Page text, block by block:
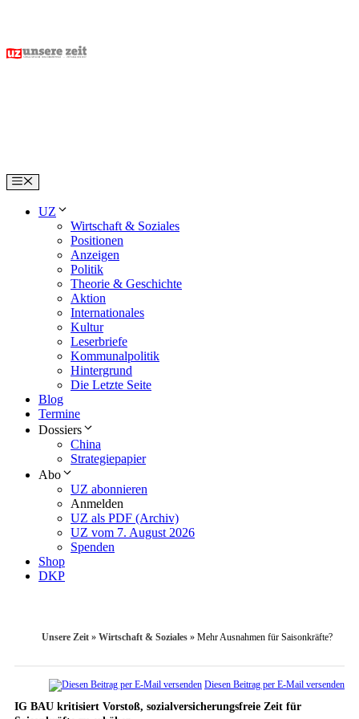
content
Menu
UZ
Wirtschaft & Soziales
Positionen
Anzeigen
Politik
Theorie & Geschichte
Aktion
Internationales
Kultur
Leserbriefe
Kommunalpolitik
Hintergrund
Die Letzte Seite
Blog
Termine
Dossiers
China
Strategiepapier
Abo
UZ abonnieren
Anmelden
UZ als PDF (Archiv)
UZ vom 7. August 2026
Spenden
Shop
DKP
Unsere Zeit » Wirtschaft & Soziales » Mehr Ausnahmen für Saisonkräfte?
Diesen Beitrag per E-Mail versenden
IG BAU kritisiert Vorstoß, sozialversicherungsfreie Zeit für